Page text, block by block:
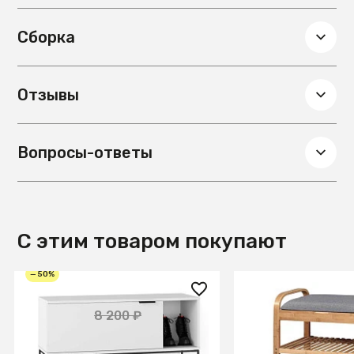
Сборка
Отзывы
Вопросы-ответы
С этим товаром покупают
— 50%
8 200 ₽
9 990 ₽
Полка для обуви